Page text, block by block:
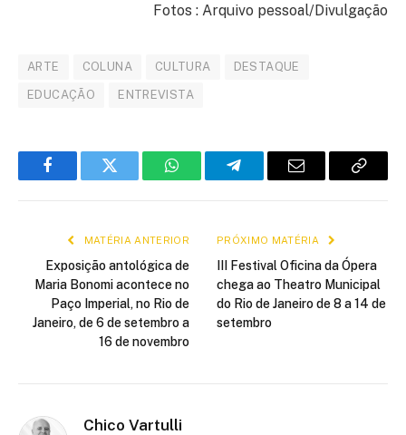
Fotos : Arquivo pessoal/Divulgação
ARTE COLUNA CULTURA DESTAQUE
EDUCAÇÃO ENTREVISTA
FacebookTwitter WhatsAppTelegramE-
Copiar
MATÉRIA ANTERIOR
Exposição antológica de
Maria Bonomi acontece no
Paço Imperial, no Rio de
Janeiro, de 6 de setembro a
16 de novembro
PRÓXIMO MATÉRIA
III Festival Oficina da Ópera
chega ao Theatro Municipal
do Rio de Janeiro de 8 a 14 de
setembro
Chico Vartulli